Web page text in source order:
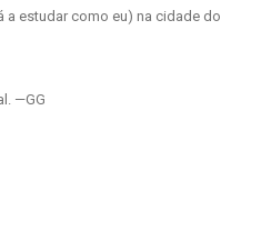
a estudar como eu) na cidade do
—GG